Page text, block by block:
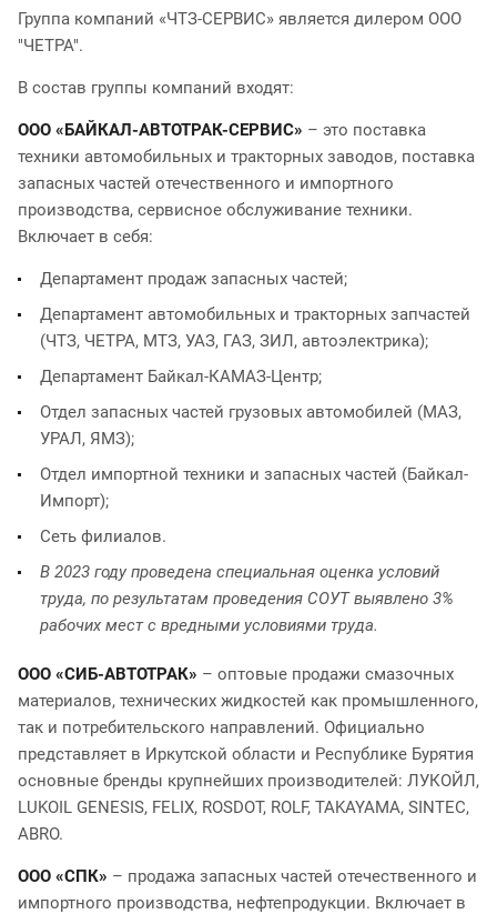
Группа компаний «ЧТЗ-СЕРВИС» является дилером ООО
"ЧЕТРА".
В состав группы компаний входят:
ООО «БАЙКАЛ-АВТОТРАК-СЕРВИС» – это поставка
техники автомобильных и тракторных заводов, поставка
запасных частей отечественного и импортного
производства, сервисное обслуживание техники.
Включает в себя:
Департамент продаж запасных частей;
Департамент автомобильных и тракторных запчастей
(ЧТЗ, ЧЕТРА, МТЗ, УАЗ, ГАЗ, ЗИЛ, автоэлектрика);
Департамент Байкал-КАМАЗ-Центр;
Отдел запасных частей грузовых автомобилей (МАЗ,
УРАЛ, ЯМЗ);
Отдел импортной техники и запасных частей (Байкал-
Импорт);
Сеть филиалов.
В 2023 году проведена специальная оценка условий
труда, по результатам проведения СОУТ выявлено 3%
рабочих мест с вредными условиями труда.
ООО «СИБ-АВТОТРАК» – оптовые продажи смазочных
материалов, технических жидкостей как промышленного,
так и потребительского направлений. Официально
представляет в Иркутской области и Республике Бурятия
основные бренды крупнейших производителей: ЛУКОЙЛ,
LUKOIL GENESIS, FELIX, ROSDOT, ROLF, TAKAYAMA, SINTEC,
ABRO.
ООО «СПК» – продажа запасных частей отечественного и
импортного производства, нефтепродукции. Включает в